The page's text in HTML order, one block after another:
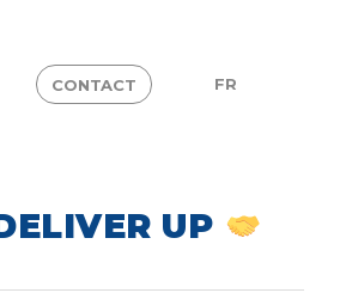
CONTACT FR
UP